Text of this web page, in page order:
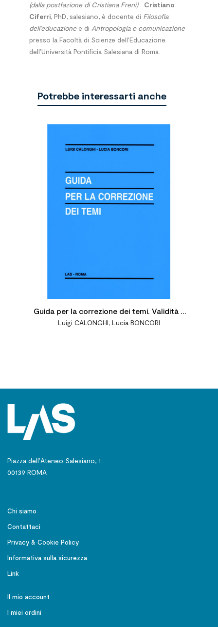
(dalla postfazione di Cristiana Freni)
Cristiano
Ciferri, PhD, salesiano, è docente di Filosofia
dell’educazionee di Antropologia e comunicazione
presso la Facoltà di Scienze dell’Educazione
dell’Università Pontificia Salesiana di Roma.
Potrebbe interessarti anche
Guida per la correzione dei temi. Validità e
norme
Luigi CALONGHI, Lucia BONCORI
Piazza dell’Ateneo Salesiano, 1
00139 ROMA
Chi siamo
Contattaci
Privacy & Cookie Policy
Informativa sulla sicurezza
Link
Il mio account
I miei ordini